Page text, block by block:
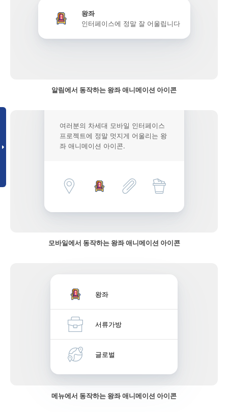
왕좌
인터페이스에 정말 잘 어울립니다
알림에서 동작하는 왕좌 애니메이션 아이콘
여러분의 차세대 모바일 인터페이스
프로젝트에 정말 멋지게 어울리는 왕
좌 애니메이션 아이콘.
모바일에서 동작하는 왕좌 애니메이션 아이콘
왕좌
서류가방
글로벌
메뉴에서 동작하는 왕좌 애니메이션 아이콘